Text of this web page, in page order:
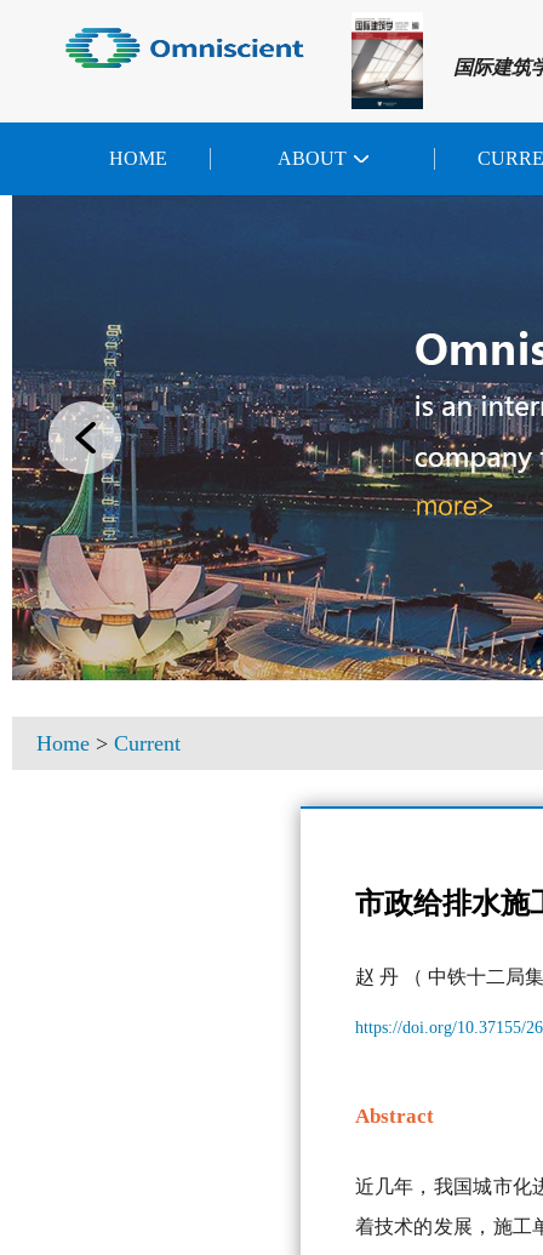
国际建筑
HOME ABOUT
Home > Current
市政给排水施
赵 丹 （ 中铁十二局
https://doi.org/10.37155/
Abstract
近几年，我国城市化
着技术的发展，施工